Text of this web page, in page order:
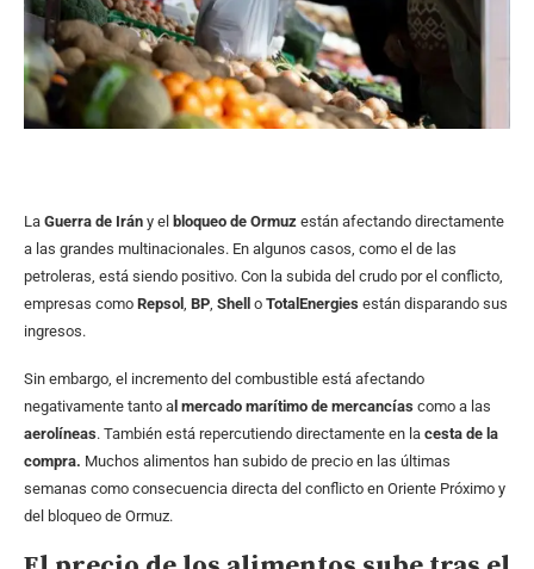
La Guerra de Irán y el bloqueo de Ormuz están afectando directamente
a las grandes multinacionales. En algunos casos, como el de las
petroleras, está siendo positivo. Con la subida del crudo por el conflicto,
empresas como Repsol BP Shell o TotalEnergies están disparando sus
ingresos.
Sin embargo, el incremento del combustible está afectando
negativamente tanto al mercado marítimo de mercancías como a las
aerolíneas. También está repercutiendo directamente en la cesta de la
compra. Muchos alimentos han subido de precio en las últimas
semanas como consecuencia directa del conflicto en Oriente Próximo y
del bloqueo de Ormuz.